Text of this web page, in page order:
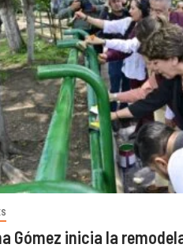
Gómez inicia la